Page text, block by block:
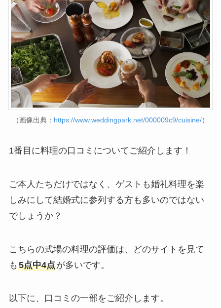
（画像出典： https://www.weddingpark.net/000009c9/cuisine/）
1番目に料理の口コミについてご紹介します！
ご本人たちだけではなく、ゲストも婚礼料理を楽
しみにして結婚式に参列する方も多いのではない
でしょうか？
こちらの式場の料理の評価は、どのサイトを見て
も 5点中4点が多いです。
以下に、口コミの一部をご紹介します。